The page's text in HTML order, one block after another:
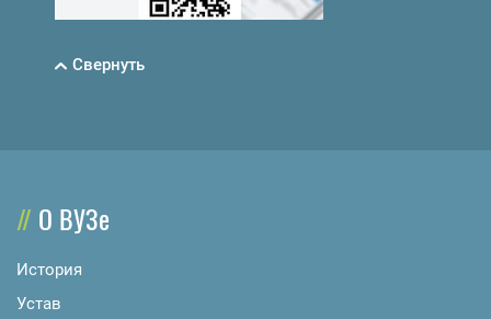
Свернуть
О ВУЗе
История
Устав